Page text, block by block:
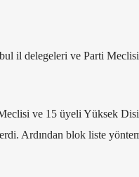
il delegeleri ve Parti
ve 15 üyeli Yüksek
Ardından blok liste